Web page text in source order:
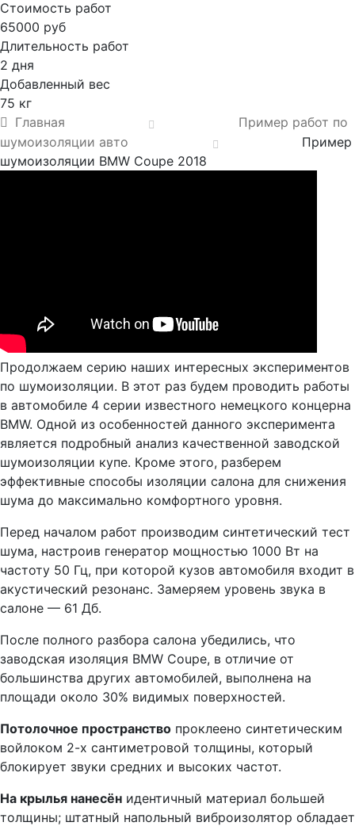
Стоимость работ
65000 руб
Длительность работ
2 дня
Добавленный вес
75 кг
Главная
Пример работ по
шумоизоляции авто
Пример
шумоизоляции BMW Coupe 2018
Продолжаем серию наших интересных экспериментов
по шумоизоляции. В этот раз будем проводить работы
в автомобиле 4 серии известного немецкого концерна
BMW. Одной из особенностей данного эксперимента
является подробный анализ качественной заводской
шумоизоляции купе. Кроме этого, разберем
эффективные способы изоляции салона для снижения
шума до максимально комфортного уровня.
Перед началом работ производим синтетический тест
шума, настроив генератор мощностью 1000 Вт на
частоту 50 Гц, при которой кузов автомобиля входит в
акустический резонанс. Замеряем уровень звука в
салоне — 61 Дб.
После полного разбора салона убедились, что
заводская изоляция BMW Coupe, в отличие от
большинства других автомобилей, выполнена на
площади около 30% видимых поверхностей.
Потолочное пространство проклеено синтетическим
войлоком 2-х сантиметровой толщины, который
блокирует звуки средних и высоких частот.
На крылья нанесён идентичный материал большей
толщины; штатный напольный виброизолятор обладает